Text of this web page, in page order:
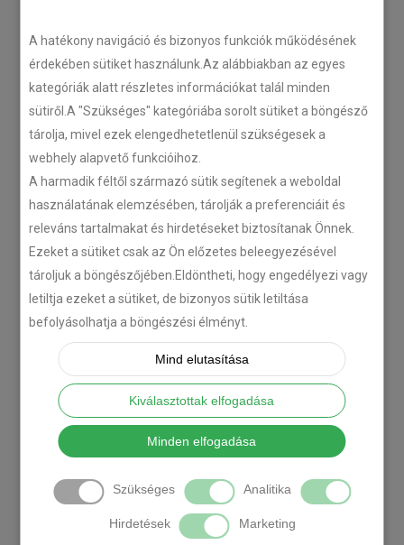
A hatékony navigáció és bizonyos funkciók működésének
érdekében sütiket használunk.Az alábbiakban az egyes
kategóriák alatt részletes információkat talál minden
sütiről.A "Szükséges" kategóriába sorolt sütiket a böngésző
tárolja, mivel ezek elengedhetetlenül szükségesek a
webhely alapvető funkcióihoz.
A harmadik féltől származó sütik segítenek a weboldal
használatának elemzésében, tárolják a preferenciáit és
releváns tartalmakat és hirdetéseket biztosítanak Önnek.
Ezeket a sütiket csak az Ön előzetes beleegyezésével
tároljuk a böngészőjében.Eldöntheti, hogy engedélyezi vagy
letiltja ezeket a sütiket, de bizonyos sütik letiltása
befolyásolhatja a böngészési élményt.
Mind elutasítása
Kiválasztottak elfogadása
Minden elfogadása
Szükséges Analitika
Hirdetések Marketing
LEGÚJABB CIKKEK
N-szériás teherautókhoz
2018-07-26
Isuzu D-MAX 2006 –
Tempomat beszerelés
2018-06-12
Citroën C-Zero tempomat
2018-02-14
KATEGÓRIA
TEMPOMAT TEMPOMAT BESZERELÉS
UTÓLAGOS TEMPOMAT